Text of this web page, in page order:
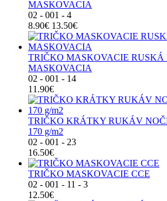
MASKOVACIA
02 - 001 - 4
8.90€ 13.50€
TRIČKO MASKOVACIE RUSKÁ
MASKOVACIA
02 - 001 - 14
11.90€
TRIČKO KRÁTKY RUKÁV
170 g/m2
02 - 001 - 23
16.50€
TRIČKO MASKOVACIE CCE
02 - 001 - 11 - 3
12.50€